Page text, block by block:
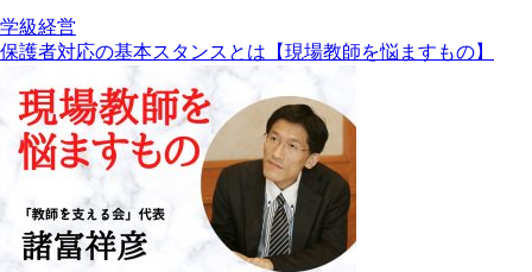
学級経営
保護者対応の基本スタンスとは【現場教師を悩ますもの】